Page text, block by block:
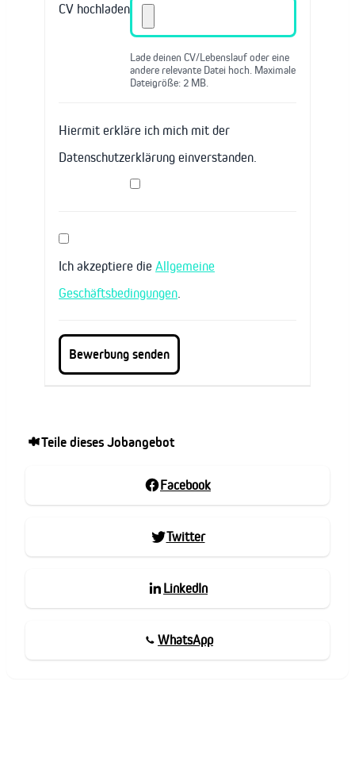
CV hochladen
Lade deinen CV/Lebenslauf oder eine
andere relevante Datei hoch. Maximale
Dateigröße: 2 MB.
Hiermit erkläre ich mich mit der
Datenschutzerklärung einverstanden.
Ich akzeptiere die Allgemeine
Geschäftsbedingungen
Teile dieses Jobangebot
Facebook
Twitter
LinkedIn
WhatsApp